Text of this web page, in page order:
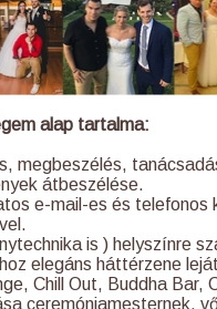
alap tartalma:
megbeszélés,
átbeszélése.
e-mail-es és telefonos
is ) helyszínre
elegáns háttérzene
Chill Out, Buddha Bar,
ceremóniamesternek,